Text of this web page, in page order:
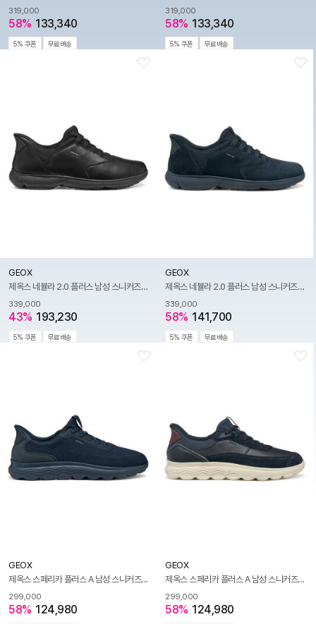
319,000
58% 133,340
5% 쿠폰 무료배송
319,000
58% 133,340
5% 쿠폰 무료배송
GEOX
제옥스 네뷸라 2.0 플러스 남성 스니커즈-블랙
339,000
43% 193,230
5% 쿠폰 무료배송
GEOX
제옥스 네뷸라 2.0 플러스 남성 스니커즈-네이비
339,000
58% 141,700
5% 쿠폰 무료배송
GEOX
제옥스 스페리카 플러스 A 남성 스니커즈-네이비
299,000
58% 124,980
GEOX
제옥스 스페리카 플러스 A 남성 스니커즈-멀티
299,000
58% 124,980